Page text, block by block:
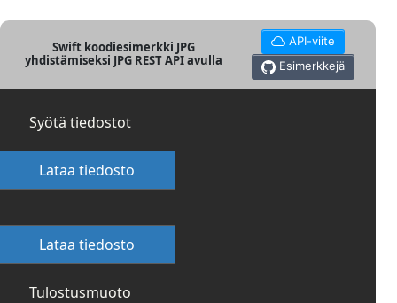
Swift koodiesimerkki JPG
yhdistämiseksi JPG REST API avulla
API-viite
Esimerkkejä
Syötä tiedostot
Lataa tiedosto
Lataa tiedosto
Tulostusmuoto